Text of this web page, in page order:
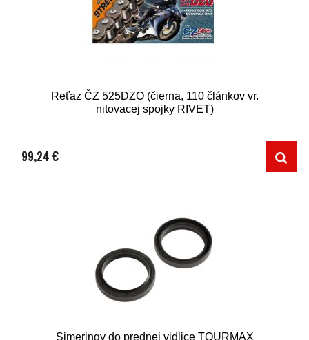
Reťaz ČZ 525DZO (čierna, 110 článkov vr.
nitovacej spojky RIVET)
99,24 €
Simeringy do prednej vidlice TOURMAX